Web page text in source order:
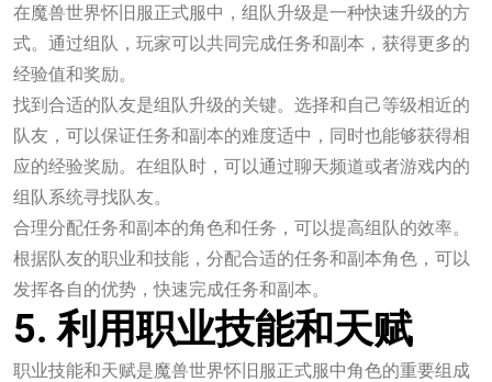
在魔兽世界怀旧服正式服中，组队升级是一种快速升级的方
式。通过组队，玩家可以共同完成任务和副本，获得更多的
经验值和奖励。
找到合适的队友是组队升级的关键。选择和自己等级相近的
队友，可以保证任务和副本的难度适中，同时也能够获得相
应的经验奖励。在组队时，可以通过聊天频道或者游戏内的
组队系统寻找队友。
合理分配任务和副本的角色和任务，可以提高组队的效率。
根据队友的职业和技能，分配合适的任务和副本角色，可以
发挥各自的优势，快速完成任务和副本。
5. 利用职业技能和天赋
职业技能和天赋是魔兽世界怀旧服正式服中角色的重要组成